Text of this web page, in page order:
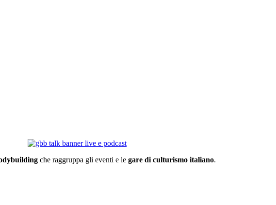
che raggruppa gli eventi e legare di culturismo italiano.